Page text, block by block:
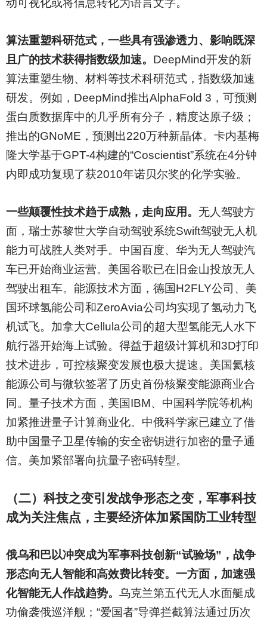
动可视化或将信息转化为语言文字。
算法重塑科研范式，一些具有强渗透力、影响既深
且广的技术获得指数级加速。 DeepMind开发的新
算法重塑生物、材料等技术科研范式，指数级加速
研发。例如，DeepMind推出AlphaFold 3，可预测
蛋白质数据库中的几乎所有分子，精度达原子级；
推出的GNoME，预测出220万种新晶体。卡内基梅
隆大学基于GPT-4构建的“Coscientist”系统在4分钟
内即成功复现了获2010年诺贝尔奖的化学实验。
一些颠覆性技术趋于成熟，走向应用。 无人驾驶方
面，瑞士苏黎世大学自动驾驶系统Swift驾驶无人机
能力可战胜人类对手。中国百度、华为无人驾驶汽
车已开始商业运营。美国谷歌已在旧金山投放无人
驾驶出租车。能源技术方面，德国H2FLY公司、美
国环球氢能公司和ZeroAvia公司均实现了氢动力飞
机试飞。加拿大Cellula公司的超大型氢能无人水下
航行器开始海上试验。得益于超级计算机和3D打印
技术进步，可控核聚变发展也极大提速。美国氦核
能源公司与微软签署了历史首份核聚变能源商业合
同。量子技术方面，美国IBM、中国科学院等机构
加紧推进量子计算商业化。中俄科学家已建立了借
助中国量子卫星传输的安全密钥进行加密的量子通
信。美加紧部署向抗量子密码转型。
（二）科技之变引发战争形态之变，军事科技
成为关注焦点，主要经济体加紧国防工业转型
俄乌和巴以冲突成为军事科技创新“试验场”，战争
形态向无人智能和高效费比转变。一方面，加速强
化智能无人作战趋势。 乌克兰第五代无人水面艇成
功偷袭俄巡洋舰；“爱国者”导弹拦截算法通过历次